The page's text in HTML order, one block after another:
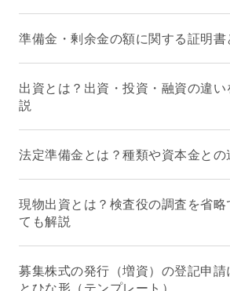
準備金・剰余金の額に関する証明書
出資とは？出資・投資・融資の違
説
法定準備金とは？種類や資本金との
現物出資とは？検査役の調査を省
ても解説
募集株式の発行（増資）の登記申
とひな形（テンプレート）